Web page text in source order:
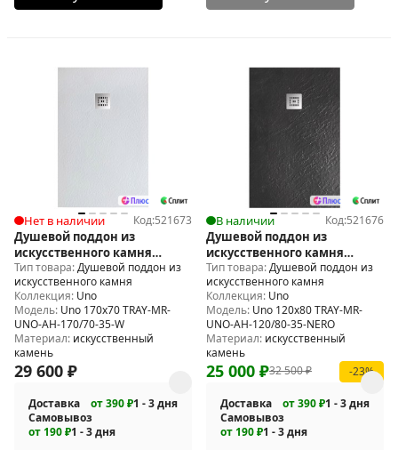
Нет в наличии Код:521673
Душевой поддон из
искусственного камня
BelBagno Uno 170x70 TRAY-
MR-UNO-AH-170/70-35-W
Тип товара:Душевой поддон из
искусственного камня
Коллекция: Uno
Модель: Uno 170x70 TRAY-MR-
UNO-AH-170/70-35-W
Материал: искусственный
камень
29 600 ₽
Доставка от 390 ₽1 - 3 дня
Самовывоз
от 190 ₽1 - 3 дня
В наличии Код:521676
Душевой поддон из
искусственного камня
BelBagno Uno 120x80 TRAY-
MR-UNO-AH-120/80-35-NERO
Тип товара:Душевой поддон из
искусственного камня
Коллекция: Uno
Модель: Uno 120x80 TRAY-MR-
UNO-AH-120/80-35-NERO
Материал: искусственный
камень
32 500₽
25 000 ₽ -23%
Доставка от 390 ₽1 - 3 дня
Самовывоз
от 190 ₽1 - 3 дня